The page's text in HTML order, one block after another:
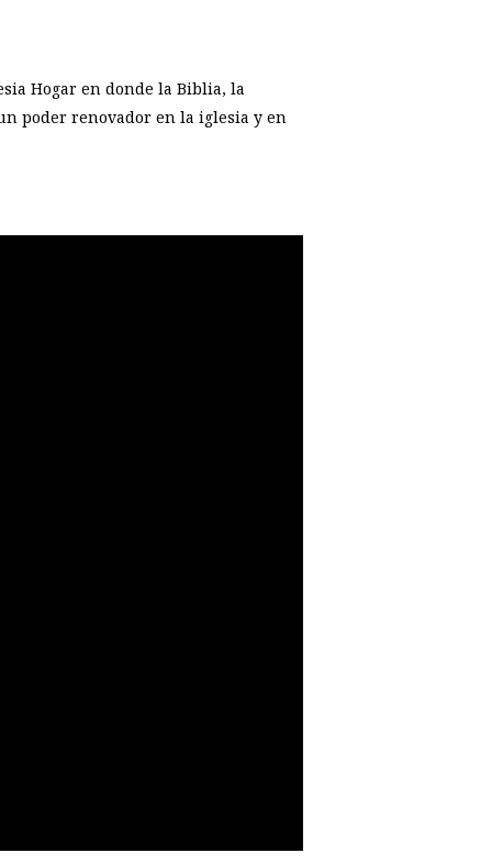
Hogar en donde la Biblia, la
poder renovador en la iglesia y en